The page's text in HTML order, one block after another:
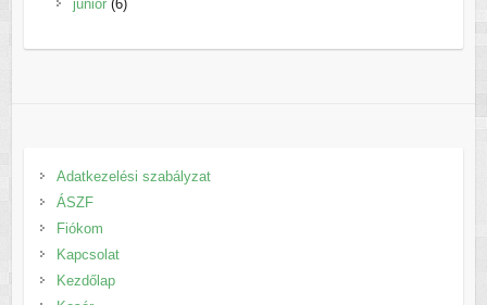
junior 6
Adatkezelési szabályzat
ÁSZF
Fiókom
Kapcsolat
Kezdőlap